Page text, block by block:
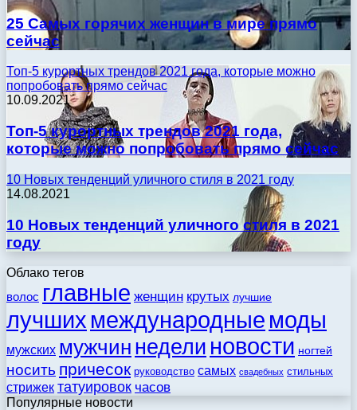
25 Самых горячих женщин в мире прямо
сейчас
Топ-5 курортных трендов 2021 года, которые можно
попробовать прямо сейчас
10.09.2021
Топ-5 курортных трендов 2021 года,
которые можно попробовать прямо сейчас
10 Новых тенденций уличного стиля в 2021 году
14.08.2021
10 Новых тенденций уличного стиля в 2021
году
Облако тегов
волос главные женщин крутых лучшие
лучших международные моды
мужских мужчин недели новости ногтей
носить причесок руководство самых свадебных стильных
стрижек татуировок часов
Популярные новости